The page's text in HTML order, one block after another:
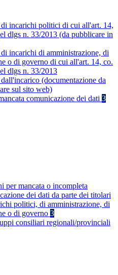
incarichi politici di cui all'art. 14,
dlgs n. 33/2013 (da pubblicare in
incarichi di amministrazione, di
o di governo di cui all'art. 14, co.
dlgs n. 33/2013
dall'incarico (documentazione da
sul sito web)
comunicazione dei dati 3
per mancata o incompleta
dei dati da parte dei titolari
politici, di amministrazione, di
o di governo 3
consiliari regionali/provinciali